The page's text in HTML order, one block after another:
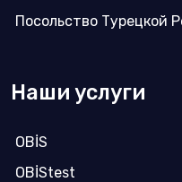
Посольство Турецкой
Наши услуги
OBİS
OBİStest